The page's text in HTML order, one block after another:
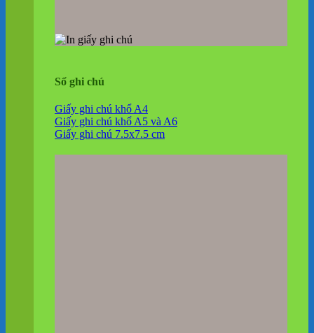
Sổ ghi chú
Giấy ghi chú khổ A4
Giấy ghi chú khổ A5 và A6
Giấy ghi chú 7.5x7.5 cm